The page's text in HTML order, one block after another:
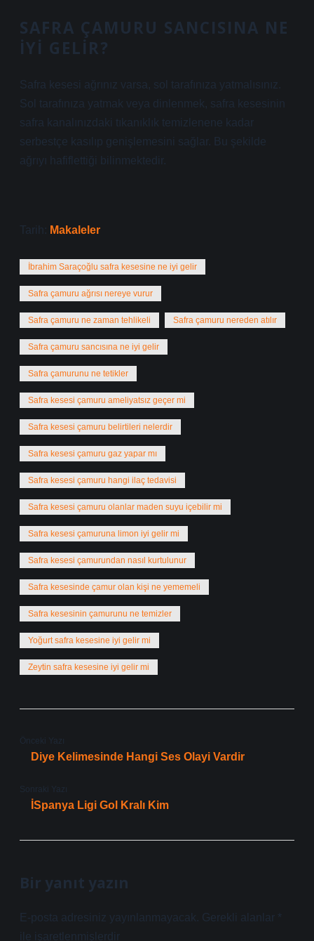
SAFRA ÇAMURU SANCISINA NE
IYI GELIR?
Safra kesesi ağrınız varsa, sol tarafınıza yatmalısınız.
Sol tarafınıza yatmak veya dinlenmek, safra kesesinin
safra kanalınızdaki tıkanıklık temizlenene kadar
serbestçe kasılıp genişlemesini sağlar. Bu şekilde
ağrıyı hafiflettiği bilinmektedir.
Tarih: Makaleler
İbrahim Saraçoğlu safra kesesine ne iyi gelir
Safra çamuru ağrısı nereye vurur
Safra çamuru ne zaman tehlikeli Safra çamuru nereden atılır
Safra çamuru sancısına ne iyi gelir
Safra çamurunu ne tetikler
Safra kesesi çamuru ameliyatsız geçer mi
Safra kesesi çamuru belirtileri nelerdir
Safra kesesi çamuru gaz yapar mı
Safra kesesi çamuru hangi ilaç tedavisi
Safra kesesi çamuru olanlar maden suyu içebilir mi
Safra kesesi çamuruna limon iyi gelir mi
Safra kesesi çamurundan nasıl kurtulunur
Safra kesesinde çamur olan kişi ne yememeli
Safra kesesinin çamurunu ne temizler
Yoğurt safra kesesine iyi gelir mi
Zeytin safra kesesine iyi gelir mi
Önceki Yazı
Diye Kelimesinde Hangi Ses Olayi Vardir
Sonraki Yazı
İSpanya Ligi Gol Kralı Kim
Bir yanıt yazın
E-posta adresiniz yayınlanmayacak. Gerekli alanlar *
ile işaretlenmişlerdir